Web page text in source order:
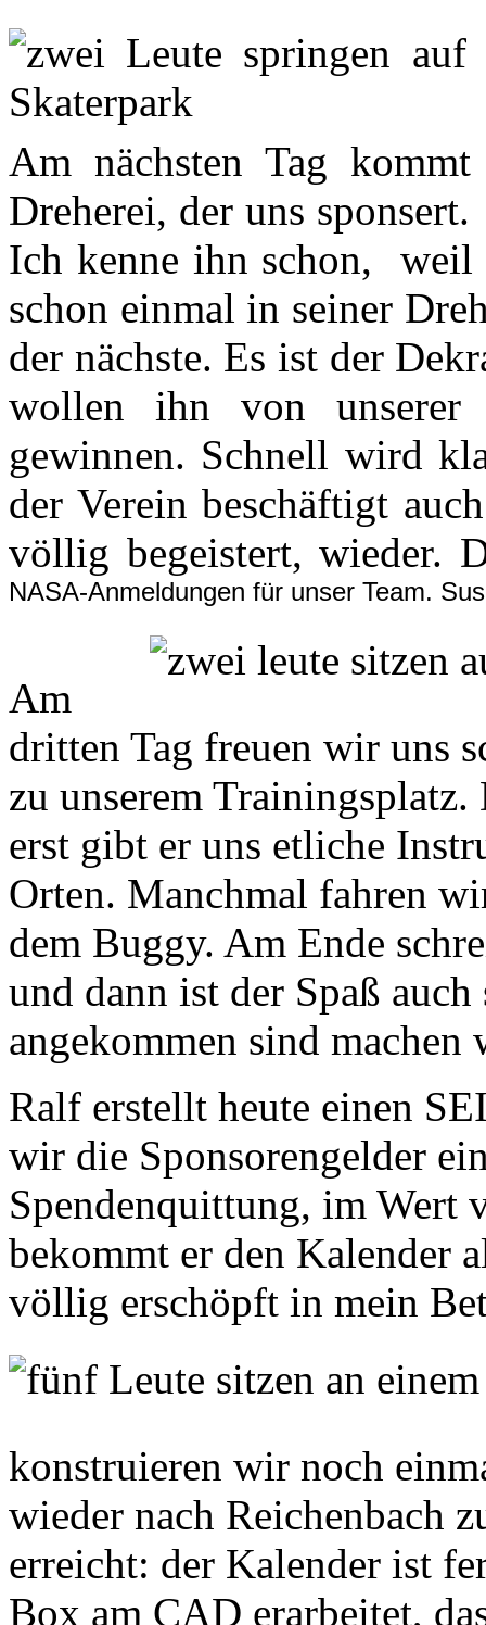
Am nächsten Tag
Dreherei, der uns
Ich kenne ihn schon, weil
schon einmal in seiner
der nächste. Es ist der
wollen ihn von unserer
gewinnen. Schnell wird
der Verein beschäftigt
völlig begeistert, wieder.
NASA-Anmeldungen für unser Team.
Am
dritten Tag freuen wir uns
zu unserem
erst gibt er uns etliche
Orten. Manchmal fahren
dem Buggy. Am Ende
und dann ist der Spaß
angekommen sind
Ralf erstellt heute einen
wir die Sponsorengelder
Spendenquittung, im Wert
bekommt er den Kalender
völlig erschöpft in mein
konstruieren wir noch
wieder nach Reichenbach
erreicht: der Kalender ist
Box am CAD erarbeitet,